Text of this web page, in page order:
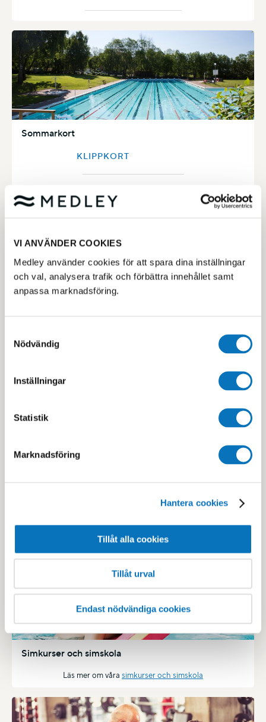
VI ANVÄNDER COOKIES
Medley använder cookies för att spara dina inställningar
och val, analysera trafik och förbättra innehållet samt
anpassa marknadsföring.
Nödvändig
Inställningar
Statistik
Marknadsföring
Hantera cookies
Tillåt alla cookies
Tillåt urval
Endast nödvändiga cookies
Sommarkort
KLIPPKORT
/
Här kan du köpa medlemskap för träning, bad och simning.
Se
Läs merhär
Simkurser och simskola
Läs mer om våra simkurser och simskola